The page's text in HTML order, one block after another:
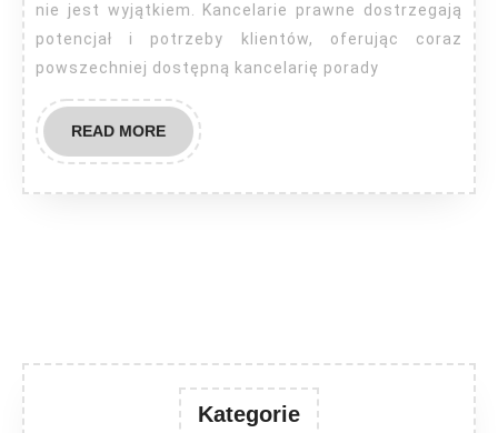
nie jest wyjątkiem. Kancelarie prawne dostrzegają
potencjał i potrzeby klientów, oferując coraz
powszechniej dostępną kancelarię porady
READ MOREREAD
MORE
Kategorie